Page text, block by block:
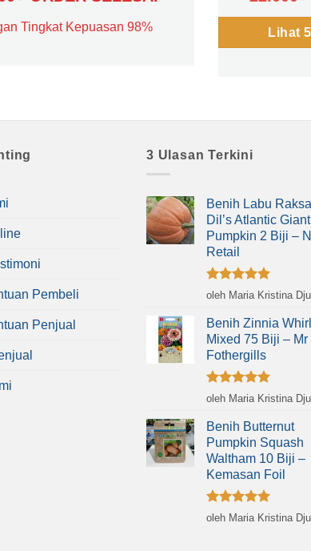
Tingkat Kepuasan 98% Lihat
Pembeli
Penjual
3 Ulasan Terkini
Benih Labu
Dil’s Atlantic Giant
Pumpkin 2 Biji –
Retail
Dinilai5
oleh Maria Kristina
Benih Zinnia
Mixed 75 Biji – Mr
Fothergills
Dinilai5
oleh Maria Kristina
Benih Butternut
Pumpkin Squash
Waltham 10 Biji –
Kemasan Foil
Dinilai5
oleh Maria Kristina